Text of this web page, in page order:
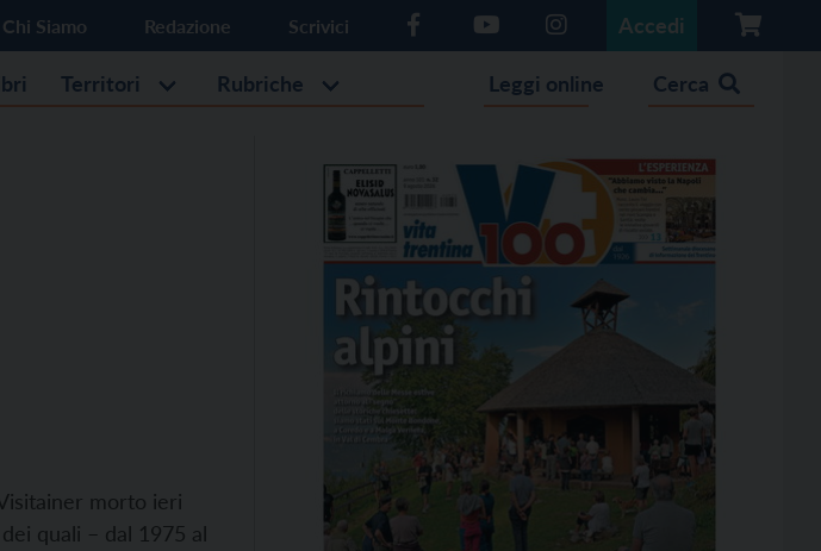
Chi Siamo Redazione Scrivici Accedi
Territori Rubriche Leggi online Cerca
morto ieri
quali – dal 1975 al